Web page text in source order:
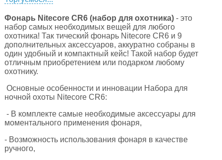
Фонарь Nitecore CR6 (набор для охотника)- это
набор самых необходимых вещей для любого
охотника! Так тический фонарь Nitecore CR6 и 9
дополнительных аксессуаров, аккуратно собраны в
один удобный и компактный кейс! Такой набор будет
отличным приобретением или подарком любому
охотнику.
Основные особенности и инновации Набора для
ночной охоты Nitecore CR6:
- В комплекте самые необходимые аксессуары для
моментального применения фонаря,
- Возможность использования фонаря в качестве
ручного,